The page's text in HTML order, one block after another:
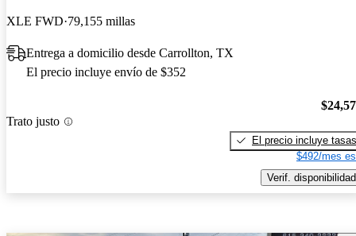
XLE FWD 79,155 millas
Entrega a domicilio desde Carrollton, TX
El precio incluye envío de $352
Trato justo
El precio incluye tasas
$492/mes
Verif. disponibilidad